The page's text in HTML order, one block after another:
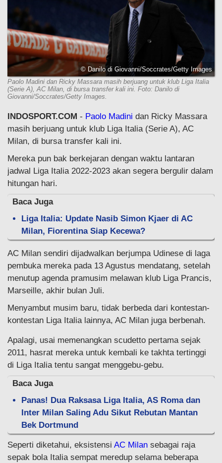
© Danilo di Giovanni/Soccrates/Getty Images
Paolo Madini dan Ricky Massara masih berjuang untuk klub Liga Italia
(Serie A), AC Milan, di bursa transfer kali ini. Foto: Danilo di
Giovanni/Soccrates/Getty Images.
INDOSPORT.COM - Paolo Madini dan Ricky Massara
masih berjuang untuk klub Liga Italia (Serie A), AC
Milan, di bursa transfer kali ini.
Mereka pun bak berkejaran dengan waktu lantaran
jadwal Liga Italia 2022-2023 akan segera bergulir dalam
hitungan hari.
Baca Juga
Liga Italia: Update Nasib Simon Kjaer di AC
Milan, Fiorentina Siap Kecewa?
AC Milan sendiri dijadwalkan berjumpa Udinese di laga
pembuka mereka pada 13 Agustus mendatang, setelah
menutup agenda pramusim melawan klub Liga Prancis,
Marseille, akhir bulan Juli.
Menyambut musim baru, tidak berbeda dari kontestan-
kontestan Liga Italia lainnya, AC Milan juga berbenah.
Apalagi, usai memenangkan scudetto pertama sejak
2011, hasrat mereka untuk kembali ke takhta tertinggi
di Liga Italia tentu sangat menggebu-gebu.
Baca Juga
Panas! Dua Raksasa Liga Italia, AS Roma dan
Inter Milan Saling Adu Sikut Rebutan Mantan
Bek Dortmund
Seperti diketahui, eksistensi AC Milan sebagai raja
sepak bola Italia sempat meredup selama beberapa